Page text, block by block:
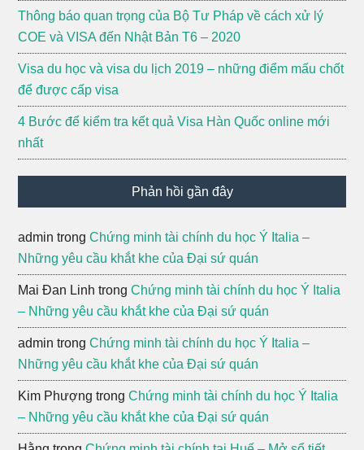
Thông báo quan trọng của Bộ Tư Pháp về cách xử lý
COE và VISA đến Nhật Bản T6 – 2020
Visa du học và visa du lịch 2019 – những điểm mấu chốt
để được cấp visa
4 Bước để kiểm tra kết quả Visa Hàn Quốc online mới
nhất
Phản hồi gần đây
admin trongChứng minh tài chính du học Ý Italia –
Những yêu cầu khắt khe của Đại sứ quán
Mai Đan Linh trongChứng minh tài chính du học Ý Italia
– Những yêu cầu khắt khe của Đại sứ quán
admin trongChứng minh tài chính du học Ý Italia –
Những yêu cầu khắt khe của Đại sứ quán
Kim Phượng trongChứng minh tài chính du học Ý Italia
– Những yêu cầu khắt khe của Đại sứ quán